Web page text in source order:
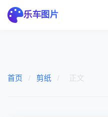
乐车图片
首页 / 剪纸 / 正文